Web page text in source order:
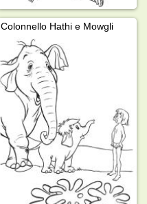
Colonnello Hathi e Mowgli